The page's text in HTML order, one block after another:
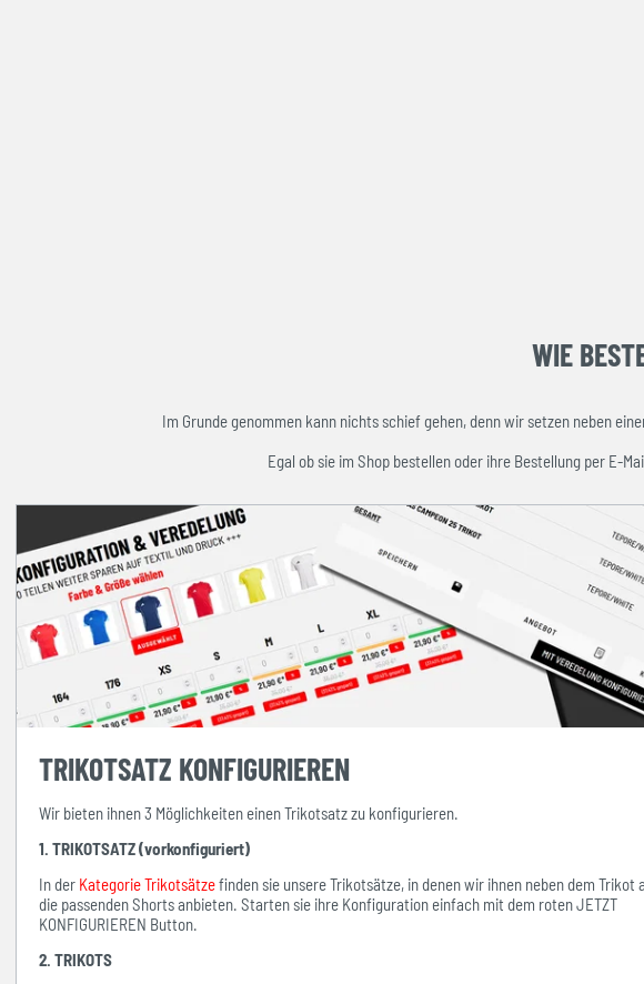
WIE
Im Grunde genommen kann nichts schief gehen, denn wir setzen neben
Egal ob sie im Shop bestellen oder ihre Bestellung per E-
TRIKOTSATZ KONFIGURIEREN
Wir bieten ihnen 3 Möglichkeiten einen Trikotsatz zu konfigurieren.
1. TRIKOTSATZ (vorkonfiguriert)
In der Kategorie Trikotsätzefinden sie unsere Trikotsätze, in denen wir ihnen neben dem Trikot
die passenden Shorts anbieten. Starten sie ihre Konfiguration einfach mit dem roten JETZT
KONFIGURIEREN Button.
2. TRIKOTS